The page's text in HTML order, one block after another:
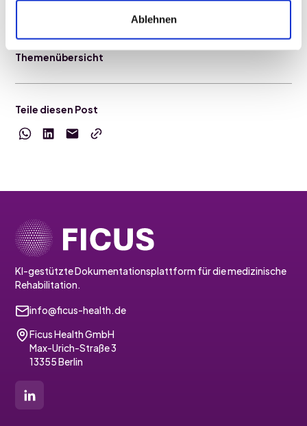
Ablehnen
Themenübersicht
Teile diesen Post
KI-gestützte Dokumentationsplattform für die medizinische
Rehabilitation.
info@ficus-health.de
Ficus Health GmbH
Max-Urich-Straße 3
13355 Berlin